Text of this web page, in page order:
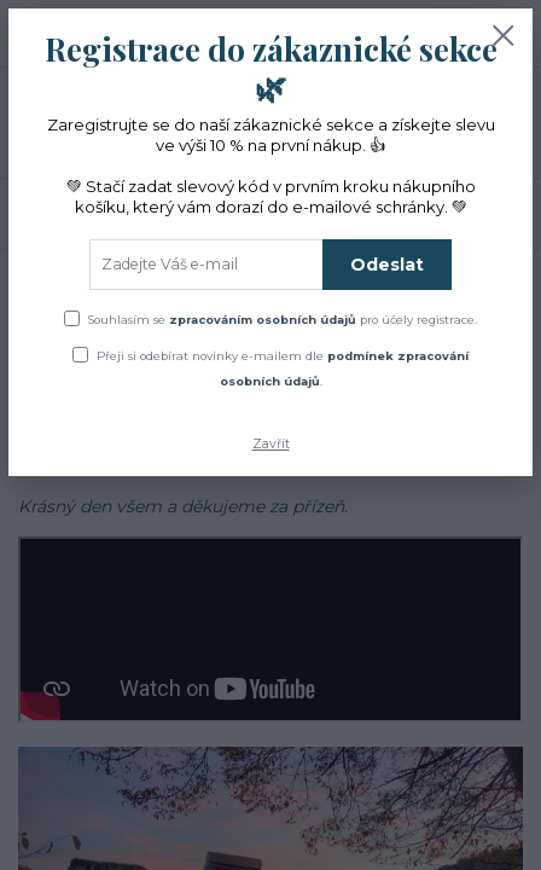
Menu
CZK
Hledat
(Po-Pá, 10-16 hod.)
0ks
0 Kč
Úvod
Blog
Zajímá Vás jak to u nás chodí?
Krásný den všem a děkujeme za přízeň.
Registrace do zákaznické sekce
🌿
Zaregistrujte se do naší zákaznické sekce a získejte slevu
ve výši 10 % na první nákup. 👍
💚 Stačí zadat slevový kód v prvním kroku nákupního
košíku, který vám dorazí do e-mailové schránky. 💚
Odeslat
Souhlasím se zpracováním osobních údajů pro účely registrace.
Přeji si odebírat novinky e-mailem dle podmínek zpracování
osobních údajů
Zavřít